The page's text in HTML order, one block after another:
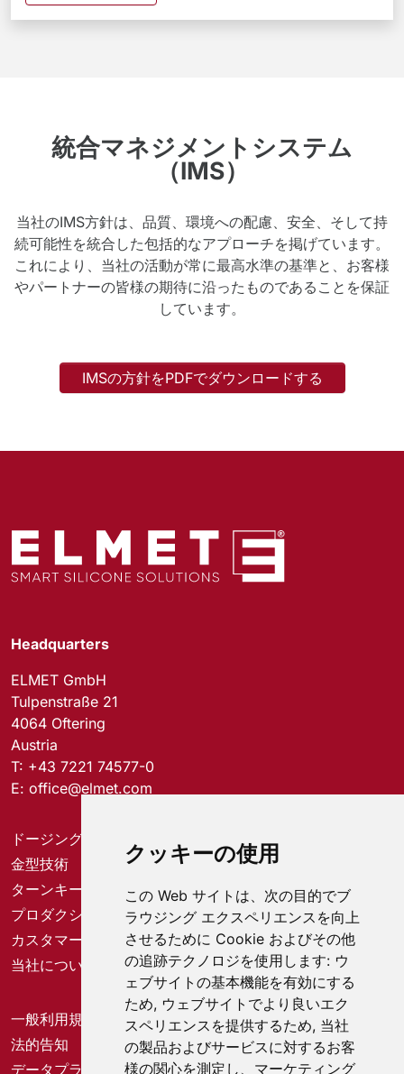
クッキーの使用
この Web サイトは、次の目的でブ
ラウジング エクスペリエンスを向上
させるために Cookie およびその他
の追跡テクノロジを使用します: ウ
ェブサイトの基本機能を有効にする
ため, ウェブサイトでより良いエク
スペリエンスを提供するため, 当社
の製品およびサービスに対するお客
様の関心を測定し、マーケティング
統合マネジメントシステム
（IMS）
当社のIMS方針は、品質、環境への配慮、安全、そして持
続可能性を統合した包括的なアプローチを掲げています。
これにより、当社の活動が常に最高水準の基準と、お客様
やパートナーの皆様の期待に沿ったものであることを保証
しています。
IMSの方針をPDFでダウンロードする
Headquarters
ELMET GmbH
Tulpenstraße 21
4064 Oftering
Austria
T: +43 7221 74577-0
E: office@elmet.com
ドージングシステム
金型技術
ターンキーソリューション
プロダクションソリューション
カスタマーサービスセンター
当社について
一般利用規約
法的告知
データプライバシー